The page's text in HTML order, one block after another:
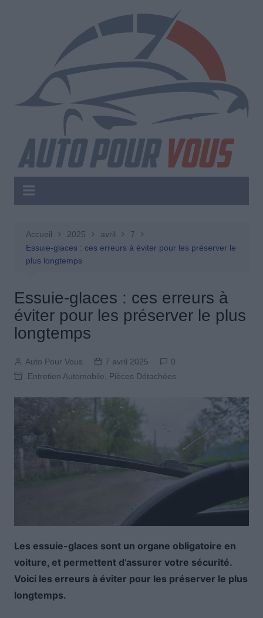
Accueil 2025 avril
7
Essuie-glaces : ces erreurs à éviter pour les préserver le
plus longtemps
Essuie-glaces : ces erreurs à
éviter pour les préserver le plus
longtemps
Auto Pour Vous 7 avril 2025
0
Entretien Automobile, Pièces Détachées
Les essuie-glaces sont un organe obligatoire en
voiture, et permettent d’assurer votre sécurité.
Voici les erreurs à éviter pour les préserver le plus
longtemps.